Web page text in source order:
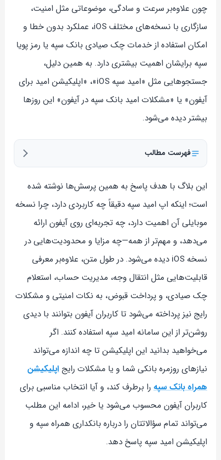
چون علاوه‌بر سرعت و سادگی، موضوعاتی مثل امنیت،
سازگاری با نسخه‌های مختلف iOS، عملکرد بدون خطا و
امکان استفاده از خدمات چک صیادی بانک سپه یا رمز پویا
سپه برایشان اهمیت بیشتری دارد. به همین دلیل،
جستجوهایی مثل «امید سپه iOS»، «اپلیکیشن امید برای
آیفون» یا «مشکلات امید بانک سپه در آیفون» این روزها
بیشتر دیده می‌شود.
فهرست مطالب
این بلاگ با هدف پاسخ به همین پرسش‌ها نوشته شده
است؛ اینکه اپ امید سپه دقیقاً چه کاربردی دارد، چرا نسخه
موبایلی آن اهمیت دارد، چه تجربه‌ای روی آیفون ارائه
می‌دهد، و مهم‌تر از همه—چه مزایا و محدودیت‌هایی در
نسخه iOS دیده می‌شود. در طول متن، علاوه‌بر معرفی
قابلیت‌هایی مثل انتقال وجه، مدیریت حساب، استعلام
چک صیادی، و پرداخت قبوض، به نکات امنیتی و مشکلات
رایج نیز پرداخته می‌شود تا کاربران آیفون بتوانند با دیدی
روشن‌تر از این سامانه امید سپه استفاده کنند. اگر
می‌خواهید بدانید این اپلیکیشن تا چه اندازه می‌تواند
نیازهای روزمره بانکی شما و یا مشکلات رایجاپلیکیشن
همراه بانک سپه را برطرف کند، و آیا انتخاب مناسبی برای
کاربران آیفون محسوب می‌شود یا خیر، ادامه این مطلب
می‌تواند تمام سؤالاتتان را درباره بانکداری همراه سپه و
اپلیکیشن امید سپه پاسخ دهد.